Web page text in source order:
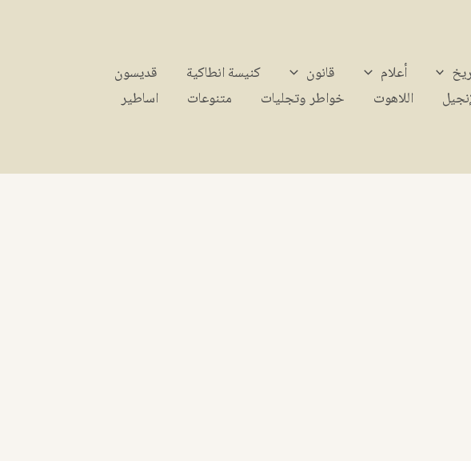
أعلام قانون كنيسة انطاكية
قديسون
اللاهوت خواطر وتجليات متنوعات اساطير